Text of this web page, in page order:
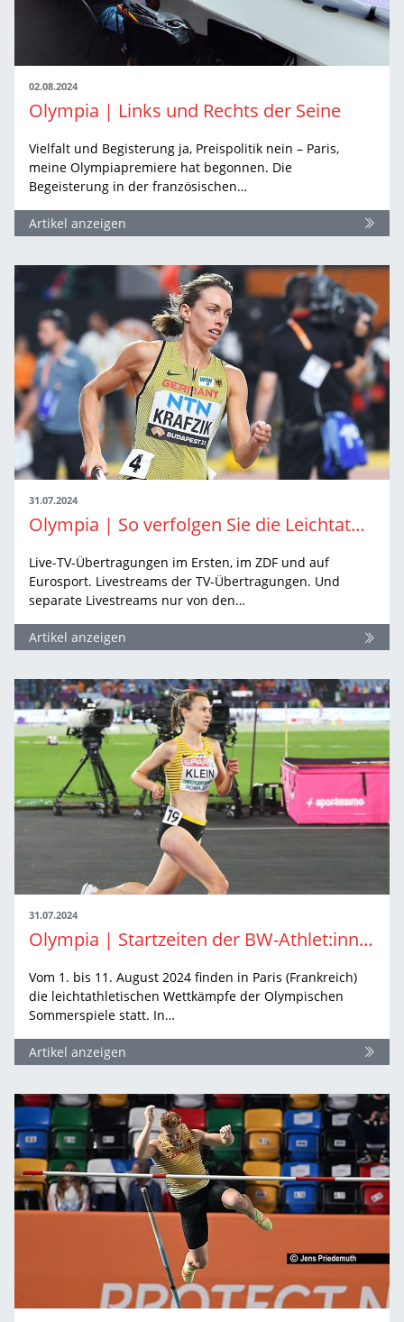
02.08.2024
Olympia | Links und Rechts der Seine
Vielfalt und Begisterung ja, Preispolitik nein – Paris,
meine Olympiapremiere hat begonnen. Die
Begeisterung in der französischen…
Artikel anzeigen
31.07.2024
Olympia | So verfolgen Sie die Leichtathletik-Wettbewerbe live
Live-TV-Übertragungen im Ersten, im ZDF und auf
Eurosport. Livestreams der TV-Übertragungen. Und
separate Livestreams nur von den…
Artikel anzeigen
31.07.2024
Olympia | Startzeiten der BW-Athlet:innen
Vom 1. bis 11. August 2024 finden in Paris (Frankreich)
die leichtathletischen Wettkämpfe der Olympischen
Sommerspiele statt. In…
Artikel anzeigen